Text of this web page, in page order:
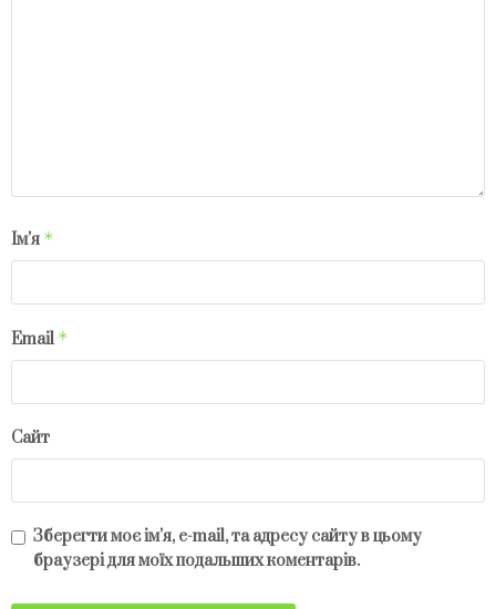
Ім'я *
Email *
Сайт
Зберегти моє ім'я, e-mail, та адресу сайту в цьому
браузері для моїх подальших коментарів.